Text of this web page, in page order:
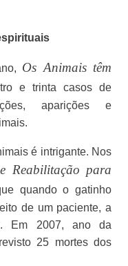
Os Animais têm
e trinta casos de
aparições e
é intrigante. Nos
Reabilitação para
quando o gatinho
de um paciente, a
Em 2007, ano da
25 mortes dos